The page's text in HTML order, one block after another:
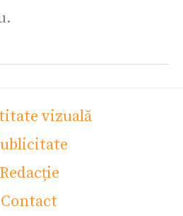
vizuală
Redacție
Contact